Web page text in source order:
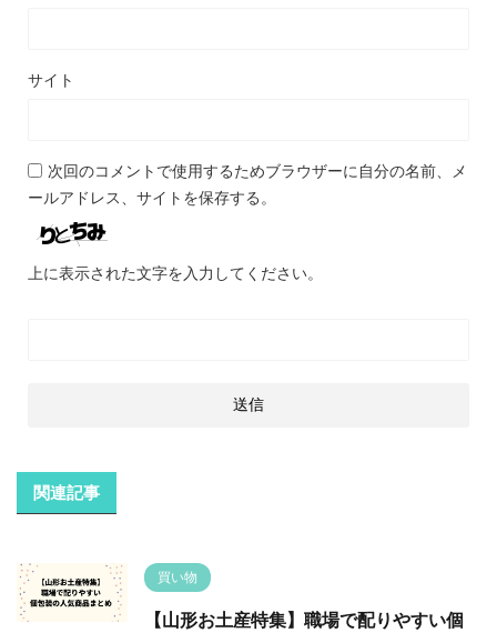
サイト
次回のコメントで使用するためブラウザーに自分の名前、メ
ールアドレス、サイトを保存する。
上に表示された文字を入力してください。
関連記事
買い物
【山形お土産特集】職場で配りやすい個